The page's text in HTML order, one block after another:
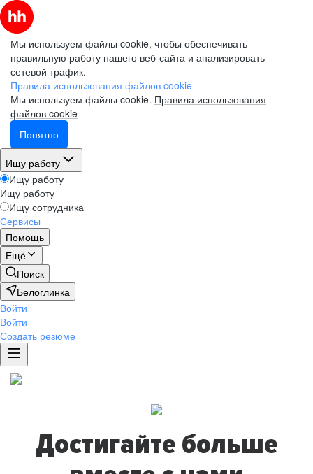
Мы используем файлы cookie, чтобы обеспечивать
правильную работу нашего веб-сайта и анализировать
сетевой трафик.
Правила использования файлов cookie
Мы используем файлы cookie. Правила использования
файлов cookie
Понятно
Ищу работу
Ищу работу
Ищу работу
Ищу сотрудника
Сервисы
Помощь
Ещё
Поиск
Белоглинка
Войти
Войти
Создать резюме
Достигайте больше